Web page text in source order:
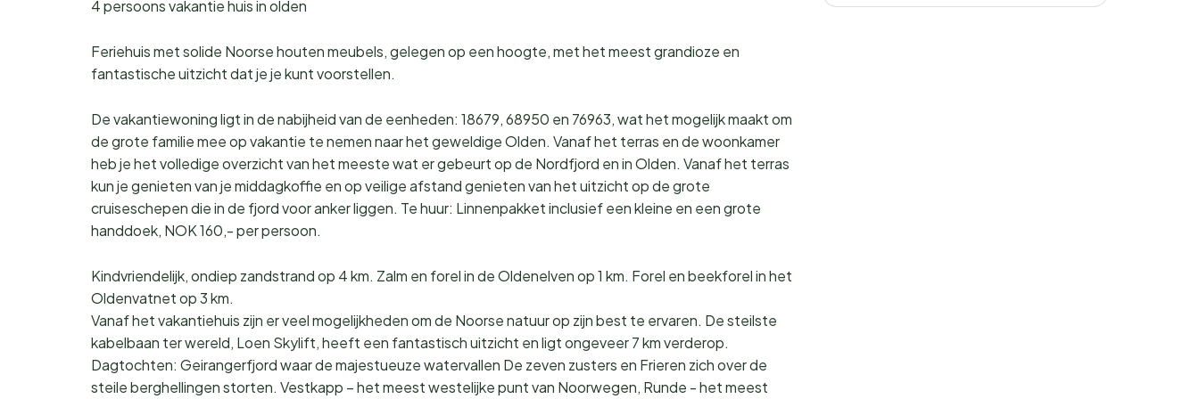
4 persoons vakantie huis in olden
Feriehuis met solide Noorse houten meubels, gelegen op een hoogte, met het meest grandioze en
fantastische uitzicht dat je je kunt voorstellen.
De vakantiewoning ligt in de nabijheid van de eenheden: 18679, 68950 en 76963, wat het mogelijk maakt om
de grote familie mee op vakantie te nemen naar het geweldige Olden. Vanaf het terras en de woonkamer
heb je het volledige overzicht van het meeste wat er gebeurt op de Nordfjord en in Olden. Vanaf het terras
kun je genieten van je middagkoffie en op veilige afstand genieten van het uitzicht op de grote
cruiseschepen die in de fjord voor anker liggen. Te huur: Linnenpakket inclusief een kleine en een grote
handdoek, NOK 160,- per persoon.
Kindvriendelijk, ondiep zandstrand op 4 km. Zalm en forel in de Oldenelven op 1 km. Forel en beekforel in het
Oldenvatnet op 3 km.
Vanaf het vakantiehuis zijn er veel mogelijkheden om de Noorse natuur op zijn best te ervaren. De steilste
kabelbaan ter wereld, Loen Skylift, heeft een fantastisch uitzicht en ligt ongeveer 7 km verderop.
Dagtochten: Geirangerfjord waar de majestueuze watervallen De zeven zusters en Frieren zich over de
steile berghellingen storten. Vestkapp – het meest westelijke punt van Noorwegen, Runde - het meest